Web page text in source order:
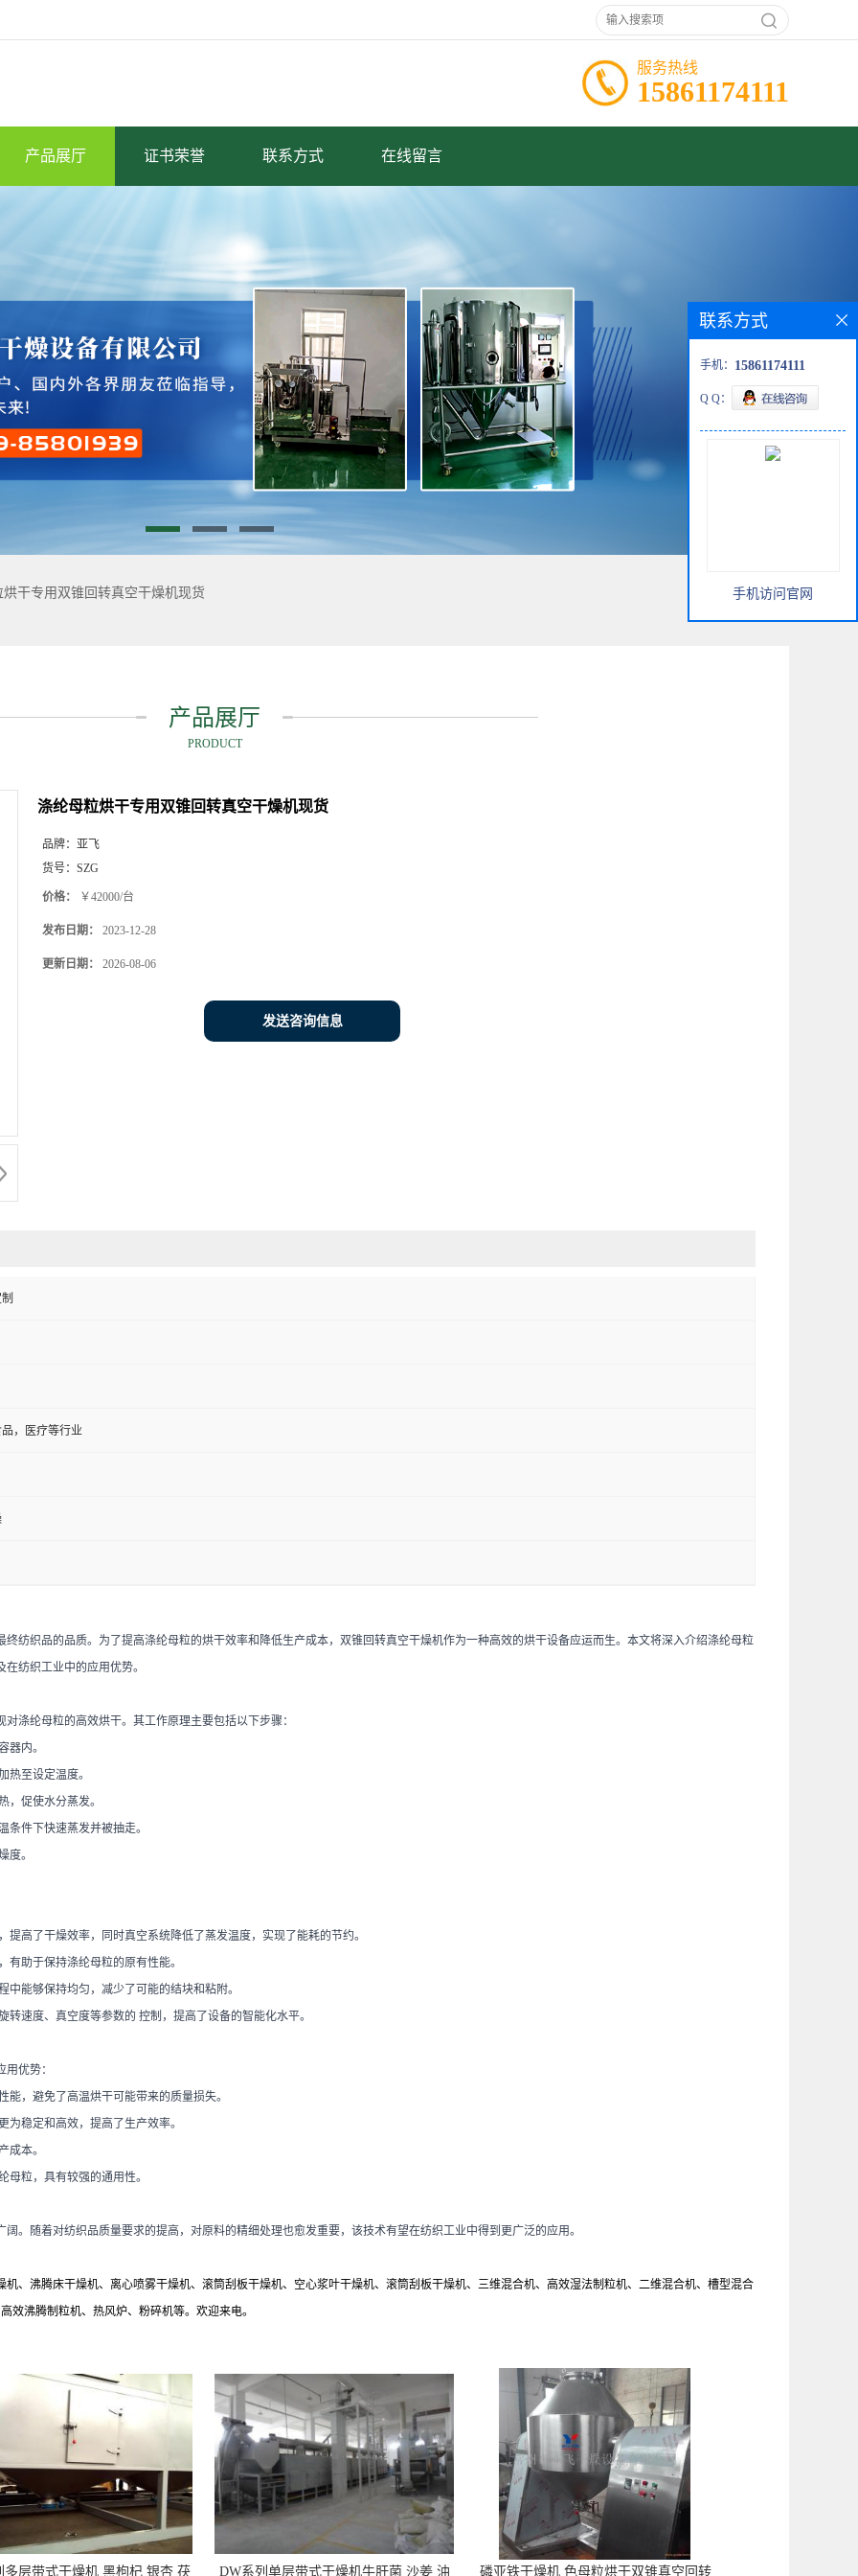
服务热线
15861174111
产品展厅 证书荣誉 联系方式 在线留言
烘干专用双锥回转真空干燥机现货
产品展厅
PRODUCT
涤纶母粒烘干专用双锥回转真空干燥机现货
品牌： 亚飞
货号： SZG
价格： ￥42000/台
发布日期： 2023-12-28
更新日期： 2026-08-06
发送咨询信息
，医疗等行业
纺织品的品质。为了提高涤纶母粒的烘干效率和降低生产成本，双锥回转真空干燥机作为一种高效的烘干设备应运而生。本文将深入介绍涤纶母粒
纺织工业中的应用优势。
涤纶母粒的高效烘干。其工作原理主要包括以下步骤：
器内。
热至设定温度。
促使水分蒸发。
件下快速蒸发并被抽走。
度。
高了干燥效率，同时真空系统降低了蒸发温度，实现了能耗的节约。
助于保持涤纶母粒的原有性能。
能够保持均匀，减少了可能的结块和粘附。
速度、真空度等参数的 控制，提高了设备的智能化水平。
优势：
，避免了高温烘干可能带来的质量损失。
稳定和高效，提高了生产效率。
成本。
粒，具有较强的通用性。
。随着对纺织品质量要求的提高，对原料的精细处理也愈发重要，该技术有望在纺织工业中得到更广泛的应用。
、沸腾床干燥机、离心喷雾干燥机、滚筒刮板干燥机、空心浆叶干燥机、滚筒刮板干燥机、三维混合机、高效湿法制粒机、二维混合机、槽型混合
效沸腾制粒机、热风炉、粉碎机等。欢迎来电。
多层带式干燥机 黑枸杞 银杏 茯 DW系列单层带式干燥机牛肝菌 沙姜 油 磷亚铁干燥机 色母粒烘干双锥真空回转
联系方式
手机： 15861174111
Q Q：
手机访问官网